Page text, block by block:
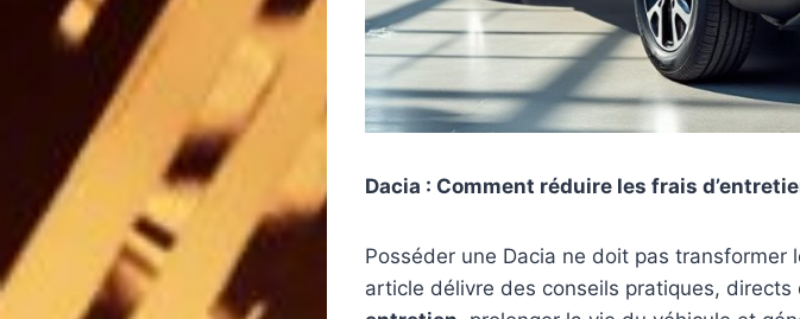
Dacia : Comment réduire les frais
Posséder une Dacia ne doit pas
article délivre des conseils pratiques,